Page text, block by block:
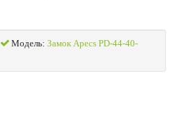
Модель: Замок Apecs PD-44-40-